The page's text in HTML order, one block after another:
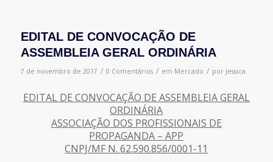
EDITAL DE CONVOCAÇÃO DE
ASSEMBLEIA GERAL ORDINÁRIA
7 de novembro de 2017 / 0 Comentários / em Mercado / por Jessica
EDITAL DE CONVOCAÇÃO DE ASSEMBLEIA GERAL
ORDINÁRIA
ASSOCIAÇÃO DOS PROFISSIONAIS DE
PROPAGANDA – APP
CNPJ/MF N. 62.590.856/0001-11